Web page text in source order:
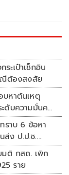
ะเป๋าเช็กอิน
ณีต้องสงสัย
บหาต้นเหตุ
ดับความมั่นคง
ราบ 6 ข้อหา
ส่ง ป.ป.ช.
มติ กสถ. เพิก
ราย